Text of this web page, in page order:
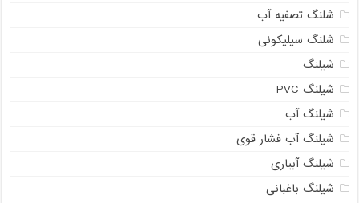
شلنگ تصفیه آب
شلنگ سیلیکونی
شیلنگ
شیلنگ PVC
شیلنگ آب
شیلنگ آب فشار قوی
شیلنگ آبیاری
شیلنگ باغبانی